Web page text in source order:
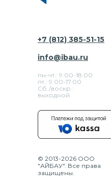
+7 (812) 385-51-15
пн-чт.: 9:00-18:00
пт.: 9.00-17.00
Сб./воскр.:
выходной
info@ibau.ru
© 2013-2026 ООО
"АЙБАУ". Все права
защищены.